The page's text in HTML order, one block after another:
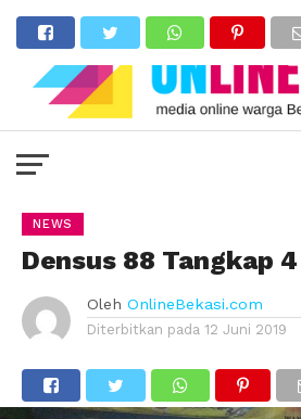
NEWS
Densus 88 Tangkap
Oleh OnlineBekasi.com
Diterbitkan pada 12 Juni 2019